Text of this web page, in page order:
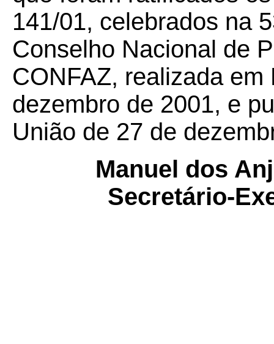
141/01, celebrados na
Conselho Nacional de
CONFAZ, realizada
dezembro de 2001, e
União de 27 de
Manuel dos
Secretário-